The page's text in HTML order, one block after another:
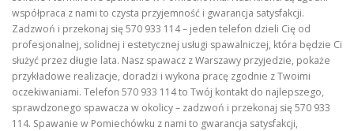
współpraca z nami to czysta przyjemność i gwarancja satysfakcji.
Zadzwoń i przekonaj się 570 933 114 – jeden telefon dzieli Cię od
profesjonalnej, solidnej i estetycznej usługi spawalniczej, która będzie Ci
służyć przez długie lata. Nasz spawacz z Warszawy przyjedzie, pokaże
przykładowe realizacje, doradzi i wykona pracę zgodnie z Twoimi
oczekiwaniami. Telefon 570 933 114 to Twój kontakt do najlepszego,
sprawdzonego spawacza w okolicy – zadzwoń i przekonaj się 570 933
114. Spawanie w Pomiechówku z nami to gwarancja satysfakcji,